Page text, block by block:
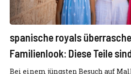
spanische royals
Familienlook: Diese Teile
Bei einem jüngsten Besuch auf